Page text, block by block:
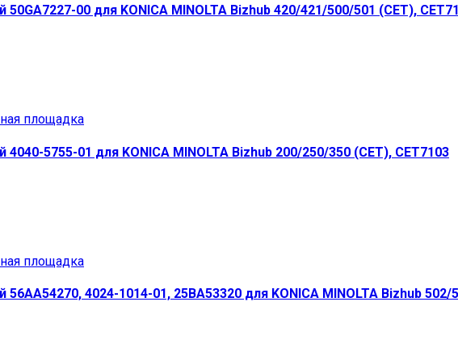
00 для KONICA MINOLTA Bizhub 420/421/500/501 (CET),
площадка
5755-01 для KONICA MINOLTA Bizhub 200/250/350 (CET), CET7103
площадка
4024-1014-01, 25BA53320 для KONICA MINOLTA Bizhub